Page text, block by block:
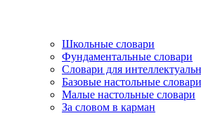
Школьные словари
Фундаментальные словари
Словари для
Базовые настольные словари
Малые настольные словари
За словом в карман